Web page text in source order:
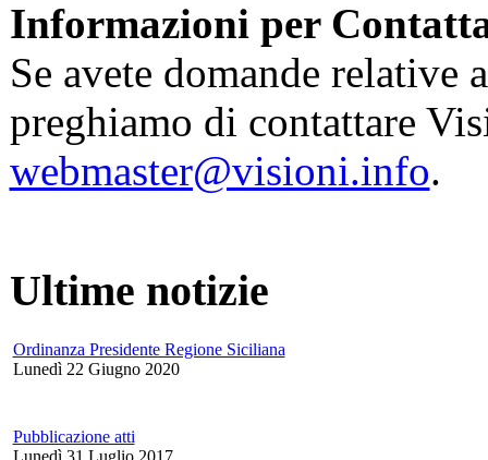
Informazioni per
Se avete domande
preghiamo di contattare
webmaster@visioni.info.
Ultime notizie
Ordinanza Presidente Regione Siciliana
Lunedì 22 Giugno 2020
Pubblicazione atti
Lunedì 31 Luglio 2017